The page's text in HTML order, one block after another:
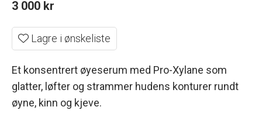
3 000 kr
Lagre i ønskeliste
Et konsentrert øyeserum med Pro-Xylane som
glatter, løfter og strammer hudens konturer rundt
øyne, kinn og kjeve.